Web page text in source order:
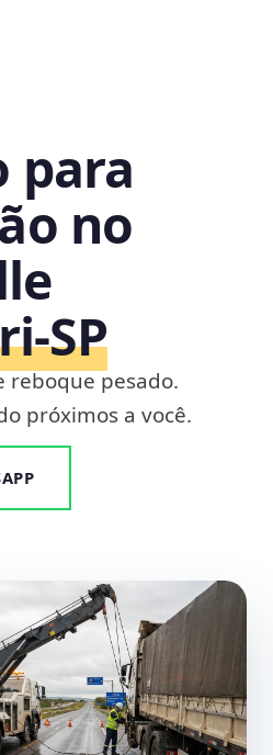
para
no
reboque pesado.
próximos a você.